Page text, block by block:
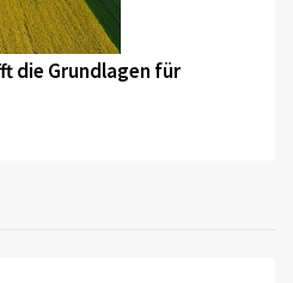
die Grundlagen für